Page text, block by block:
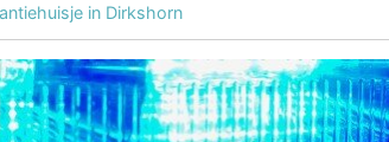
in Dirkshorn